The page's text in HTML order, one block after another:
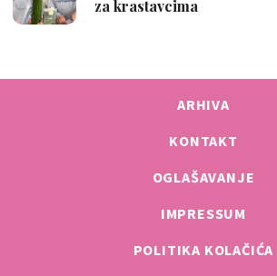
ARHIVA
KONTAKT
OGLAŠAVANJE
IMPRESSUM
POLITIKA KOLAČIĆA